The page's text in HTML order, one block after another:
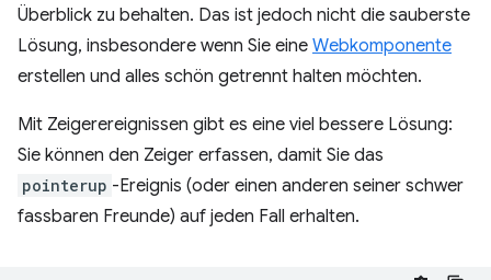
Überblick zu behalten. Das ist jedoch nicht die sauberste
Lösung, insbesondere wenn Sie eine Webkomponente
erstellen und alles schön getrennt halten möchten.
Mit Zeigerereignissen gibt es eine viel bessere Lösung:
Sie können den Zeiger erfassen, damit Sie das
pointerup -Ereignis (oder einen anderen seiner schwer
fassbaren Freunde) auf jeden Fall erhalten.